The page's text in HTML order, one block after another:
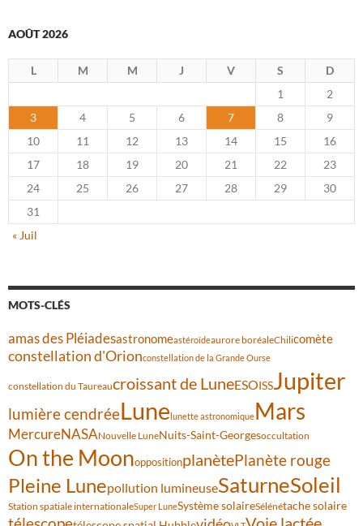
AOÛT 2026
L M M J V S
D
1
2
3
4 5 6 7 8
9
10
11 12 13 14 15
16
17
18 19 20 21 22
23
24
25 26 27 28 29
30
31
« Juil
MOTS-CLÉS
amas des Pléiadesastronomeastéroïdeaurore boréaleChilicomète
constellation d'Orionconstellation de la Grande Ourse
constellation du Taureaucroissant de LuneESOISSJupiter
lumière cendréeLunelunette astronomiqueMars
MercureNASANouvelle LuneNuits-Saint-Georgesoccultation
On the MoonoppositionplanètePlanète rouge
Pleine Lunepollution lumineuseSaturneSoleil
Station spatiale internationaleSuper LuneSystème solaireSélénétache solaire